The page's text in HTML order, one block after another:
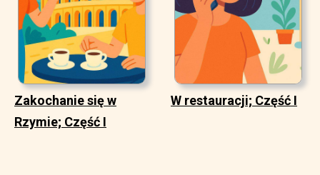
Zakochanie się w
Rzymie; Część I
W restauracji; Część I